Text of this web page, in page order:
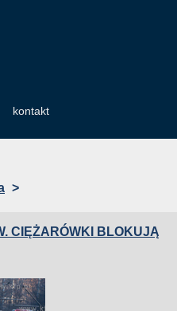
kontakt
>
CIĘŻARÓWKI BLOKUJĄ